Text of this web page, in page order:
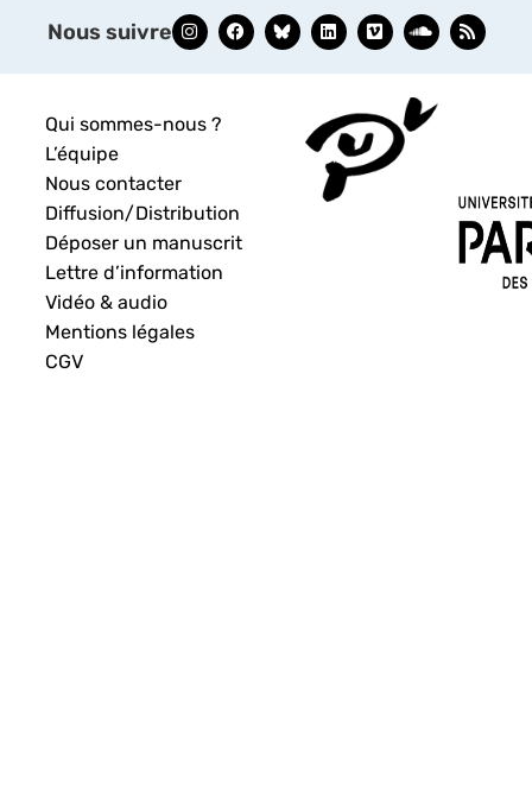
Nous suivre
Qui sommes-nous ?
L’équipe
Nous contacter
Diffusion/Distribution
Déposer un manuscrit
Lettre d’information
Vidéo & audio
Mentions légales
CGV